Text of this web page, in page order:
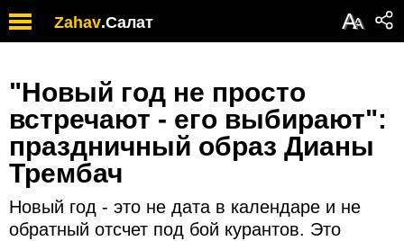
Zahav.Салат АА
"Новый год не просто
встречают - его выбирают":
праздничный образ Дианы
Трембач
Новый год - это не дата в календаре и не
обратный отсчет под бой курантов. Это